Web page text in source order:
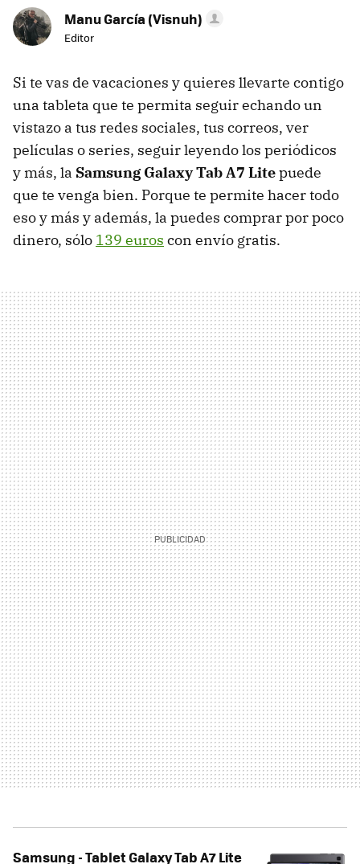
Manu García (Visnuh)
Editor
Si te vas de vacaciones y quieres llevarte contigo
una tableta que te permita seguir echando un
vistazo a tus redes sociales, tus correos, ver
películas o series, seguir leyendo los periódicos
y más, la Samsung Galaxy Tab A7 Litepuede
que te venga bien. Porque te permite hacer todo
eso y más y además, la puedes comprar por poco
dinero, sólo 139 euros con envío gratis.
Samsung - Tablet Galaxy Tab A7 Lite